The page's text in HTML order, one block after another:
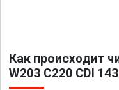
Как происходит
W203 C220 CDI